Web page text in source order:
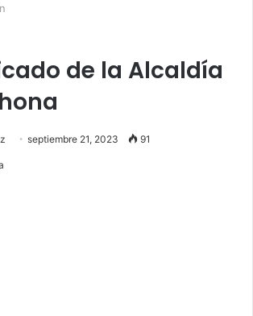
de la Alcaldía
septiembre 21, 2023 91